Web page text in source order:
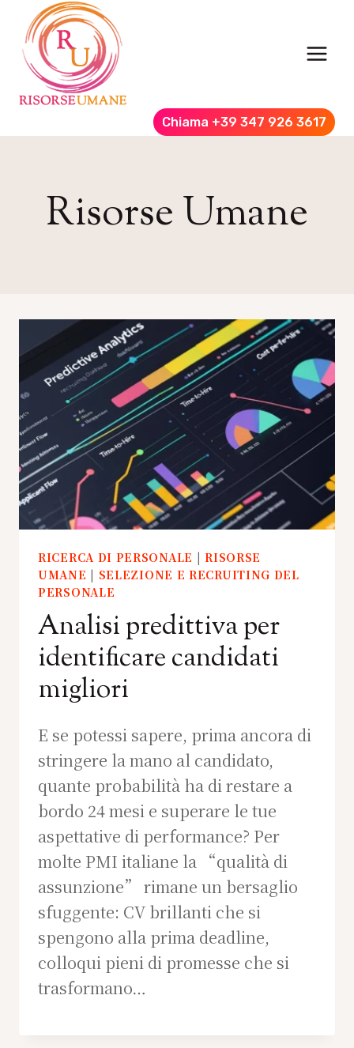
Salta
contenuto
Chiama +39 347 926 3617
Risorse Umane
RICERCA DI PERSONALE |RISORSE
UMANE | SELEZIONE E RECRUITING DEL
PERSONALE
Analisi predittiva per
identificare candidati
migliori
E se potessi sapere, prima ancora di
stringere la mano al candidato,
quante probabilità ha di restare a
bordo 24 mesi e superare le tue
aspettative di performance? Per
molte PMI italiane la “qualità di
assunzione” rimane un bersaglio
sfuggente: CV brillanti che si
spengono alla prima deadline,
colloqui pieni di promesse che si
trasformano…